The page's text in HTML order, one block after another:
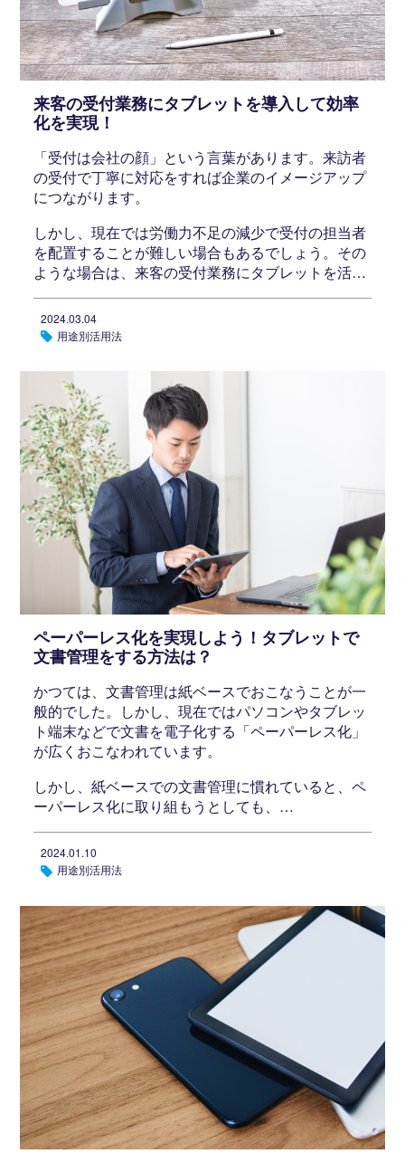
来客の受付業務にタブレットを導入して効率
化を実現！
「受付は会社の顔」という言葉があります。来訪者
の受付で丁寧に対応をすれば企業のイメージアップ
につながります。
しかし、現在では労働力不足の減少で受付の担当者
を配置することが難しい場合もあるでしょう。その
ような場合は、来客の受付業務にタブレットを活…
2024.03.04
用途別活用法
ペーパーレス化を実現しよう！タブレットで
文書管理をする方法は？
かつては、文書管理は紙ベースでおこなうことが一
般的でした。しかし、現在ではパソコンやタブレッ
ト端末などで文書を電子化する「ペーパーレス化」
が広くおこなわれています。
しかし、紙ベースでの文書管理に慣れていると、ペ
ーパーレス化に取り組もうとしても、…
2024.01.10
用途別活用法